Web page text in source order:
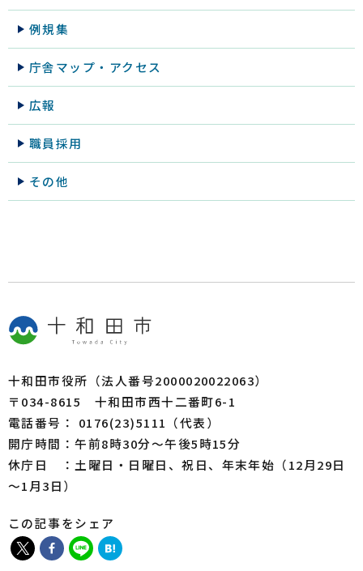
例規集
庁舎マップ・アクセス
広報
職員採用
その他
十和田市役所（法人番号2000020022063）
〒034-8615 十和田市西十二番町6-1
電話番号： 0176(23)5111（代表）
開庁時間：午前8時30分～午後5時15分
休庁日 ：土曜日・日曜日、祝日、年末年始（12月29日
～1月3日）
この記事をシェア